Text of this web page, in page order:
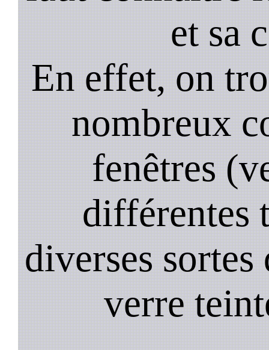
et sa
En effet, on
nombreux
fenêtres
différentes
diverses
verre